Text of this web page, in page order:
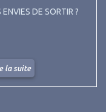
ENVIES DE SORTIR ?
la suite